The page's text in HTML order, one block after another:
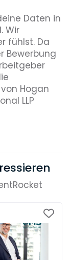
Daten in
Wir
fühlst. Da
Bewerbung
Hogan
LLP